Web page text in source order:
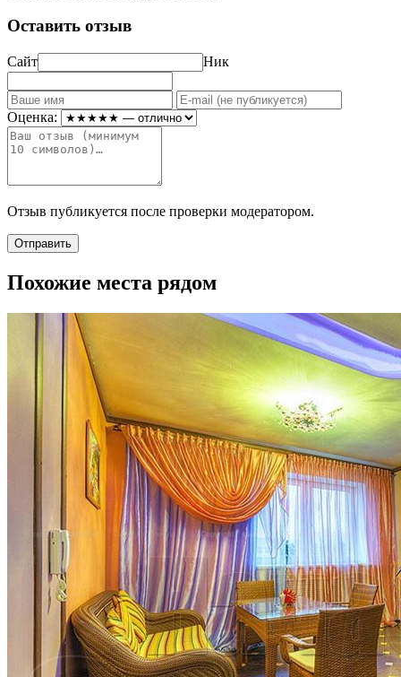
Оставить отзыв
Сайт Ник
Оценка:
Отзыв публикуется после проверки модератором.
Отправить
Похожие места рядом